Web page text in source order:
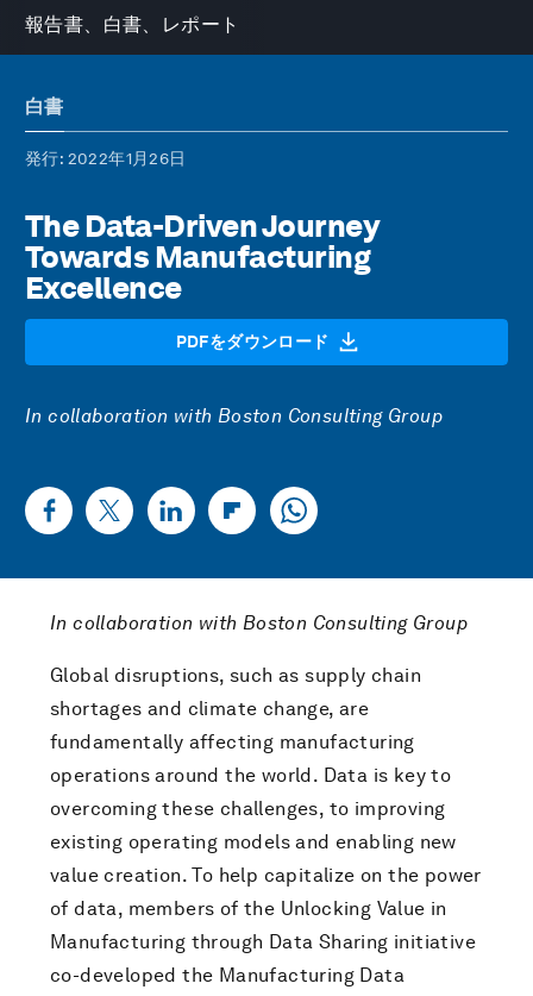
報告書、白書、レポート
白書
発行: 2022年1月26日
The Data-Driven Journey
Towards Manufacturing
Excellence
PDFをダウンロード
In collaboration with Boston Consulting Group
In collaboration with Boston Consulting Group
Global disruptions, such as supply chain
shortages and climate change, are
fundamentally affecting manufacturing
operations around the world. Data is key to
overcoming these challenges, to improving
existing operating models and enabling new
value creation. To help capitalize on the power
of data, members of the Unlocking Value in
Manufacturing through Data Sharing initiative
co-developed the Manufacturing Data